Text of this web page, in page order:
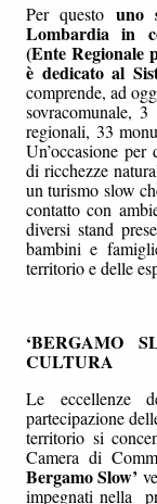
Per questo uno
Lombardia in
(Ente Regionale
è dedicato al
comprende, ad
sovracomunale,
regionali, 33
Un’occasione
di ricchezze
un turismo slow
contatto con
diversi stand
bambini e
territorio e delle
‘BERGAMO
CULTURA
Le eccellenze
partecipazione
territorio si
Camera di
Bergamo Slow’
impegnati nella